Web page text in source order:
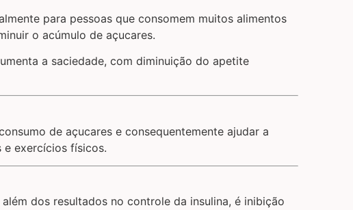
para pessoas que consomem muitos alimentos
o acúmulo de açucares.
a saciedade, com diminuição do apetite
de açucares e consequentemente ajudar a
e exercícios físicos.
dos resultados no controle da insulina, é inibição